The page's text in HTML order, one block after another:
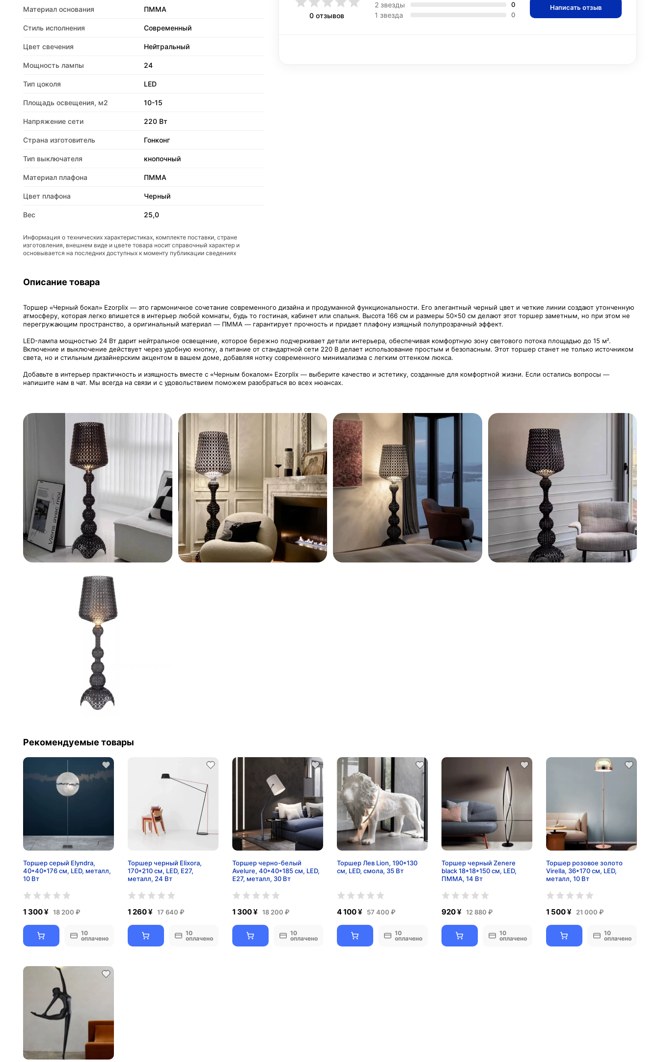
Материал основания ПММА
Стиль исполнения Современный
Цвет свечения Нейтральный
Мощность лампы 24
Тип цоколя LED
Площадь освещения, м2 10-15
Напряжение сети 220 Вт
Страна изготовитель Гонконг
Тип выключателя кнопочный
Материал плафона ПММА
Цвет плафона Черный
Вес 25,0
Информация о технических характеристиках, комплекте поставки, стране
изготовления, внешнем виде и цвете товара носит справочный характер и
основывается на последних доступных к моменту публикации сведениях
0 отзывов
2 звезды 0
1 звезда 0
Написать отзыв
Описание товара
Торшер «Черный бокал» Ezorplix — это гармоничное сочетание современного дизайна и продуманной функциональности. Его элегантный черный цвет и четкие линии создают утонченную
атмосферу, которая легко впишется в интерьер любой комнаты, будь то гостиная, кабинет или спальня. Высота 166 см и размеры 50×50 см делают этот торшер заметным, но при этом не
перегружающим пространство, а оригинальный материал — ПММА — гарантирует прочность и придает плафону изящный полупрозрачный эффект.
LED-лампа мощностью 24 Вт дарит нейтральное освещение, которое бережно подчеркивает детали интерьера, обеспечивая комфортную зону светового потока площадью до 15 м².
Включение и выключение действует через удобную кнопку, а питание от стандартной сети 220 В делает использование простым и безопасным. Этот торшер станет не только источником
света, но и стильным дизайнерским акцентом в вашем доме, добавляя нотку современного минимализма с легким оттенком люкса.
Добавьте в интерьер практичность и изящность вместе с «Черным бокалом» Ezorplix — выберите качество и эстетику, созданные для комфортной жизни. Если остались вопросы —
напишите нам в чат. Мы всегда на связи и с удовольствием поможем разобраться во всех нюансах.
Рекомендуемые товары
Торшер серый Elyndra,
40*40*176 см, LED, металл,
10 Вт
1 300 ¥ 18 200 ₽
10
оплачено
Торшер черный Elixora,
170*210 см, LED, E27,
металл, 24 Вт
1 260 ¥ 17 640 ₽
10
оплачено
Торшер черно-белый
Avelure, 40*40*185 см, LED,
Е27, металл, 30 Вт
1 300 ¥ 18 200 ₽
10
оплачено
Торшер Лев Lion, 190*130
см, LED, смола, 35 Вт
4 100 ¥ 57 400 ₽
10
оплачено
Торшер черный Zenere
black 18*18*150 см, LED,
ПММА, 14 Вт
920 ¥ 12 880 ₽
10
оплачено
Торшер розовое золото
Virella, 36*170 см, LED,
металл, 10 Вт
1 500 ¥ 21 000 ₽
10
оплачено